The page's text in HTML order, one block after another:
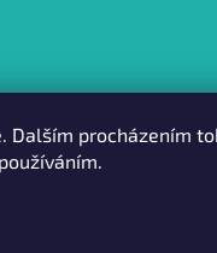
| Zboží.cz | Oázakabelek
Dalším procházením